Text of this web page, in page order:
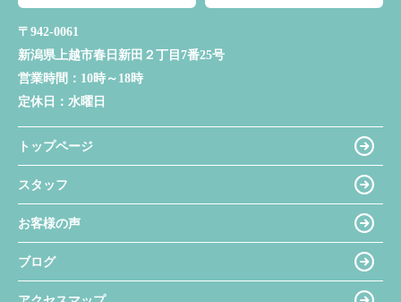
〒942-0061
新潟県上越市春日新田２丁目7番25号
営業時間： 10時～18時
定休日： 水曜日
トップページ
スタッフ
お客様の声
ブログ